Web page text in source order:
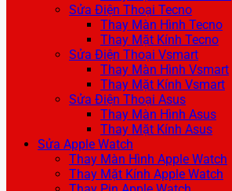
Sửa Điện Thoại Tecno
Thay Màn Hình Tecno
Thay Mặt Kính Tecno
Sửa Điện Thoại Vsmart
Thay Màn Hình Vsmart
Thay Mặt Kính Vsmart
Sửa Điện Thoại Asus
Thay Màn Hình Asus
Thay Mặt Kính Asus
Sửa Apple Watch
Thay Màn Hình Apple Watch
Thay Mặt Kính Apple Watch